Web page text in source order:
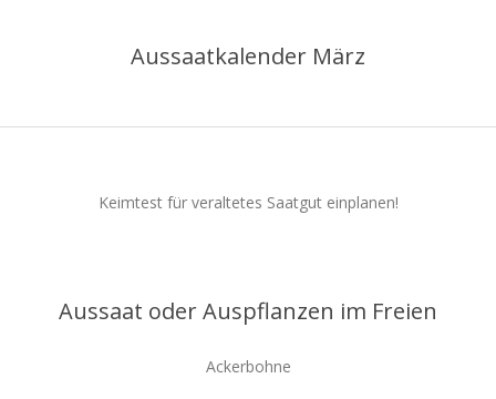
Aussaatkalender März
Keimtest für veraltetes Saatgut einplanen!
Aussaat oder Auspflanzen im Freien
Ackerbohne